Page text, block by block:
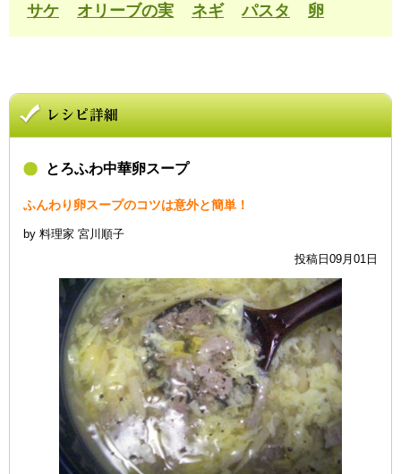
サケ オリーブの実 ネギ パスタ 卵
とろふわ中華卵スープ
ふんわり卵スープのコツは意外と簡単！
by 料理家 宮川順子
投稿日09月01日